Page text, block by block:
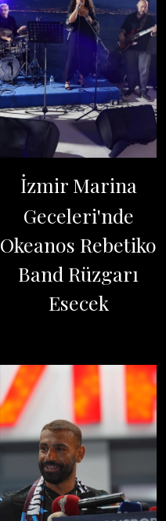
İzmir Marina
Geceleri'nde
Okeanos Rebetiko
Band Rüzgarı
Esecek